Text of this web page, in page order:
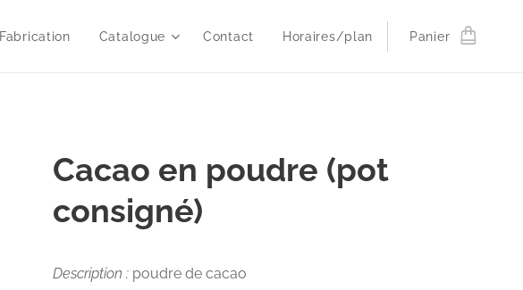
Fabrication Catalogue Contact Horaires/plan Panier
Cacao en poudre (pot
consigné)
Description : poudre de cacao